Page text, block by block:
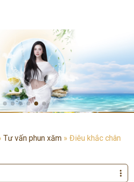
Tư vấn phun xăm » Điêu khắc chân